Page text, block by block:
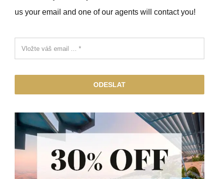
us your email and one of our agents will contact you!
ODESLAT